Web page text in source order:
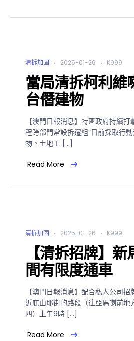
清拆加固 2025-01-26 K999
當局清拆柯利維
台僭建物
【澳門日報消息】特區政府持續
程跨部門常設拆遷組”日前採取行
物。土地工 […]
Read More
清拆加固 2025-01-26 K999
【清拆招牌】
間有限度通車
【澳門日報消息】配合私人公司
近庇山耶街的路段（往亞馬喇前
四）上午9時 […]
Read More